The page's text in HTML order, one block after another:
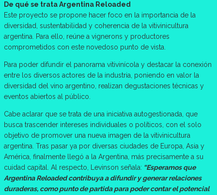
De qué se trata Argentina Reloaded
Este proyecto se propone hacer foco en la importancia de la
diversidad, sustentabilidad y coherencia de la vitivinicultura
argentina. Para ello, reúne a vignerons y productores
comprometidos con este novedoso punto de vista.
Para poder difundir el panorama vitivinícola y destacar la conexión
entre los diversos actores de la industria, poniendo en valor la
diversidad del vino argentino, realizan degustaciones técnicas y
eventos abiertos al público.
Cabe aclarar que se trata de una iniciativa autogestionada, que
busca trascender intereses individuales o políticos, con el solo
objetivo de promover una nueva imagen de la vitivinicultura
argentina. Tras pasar ya por diversas ciudades de Europa, Asia y
América, finalmente llegó a la Argentina, más precisamente a su
cuidad capital. Al respecto, Levinson señala: “Esperamos que
Argentina Reloaded contribuya a difundir y generar relaciones
duraderas, como punto de partida para poder contar el potencial